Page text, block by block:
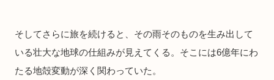
そしてさらに旅を続けると、その雨そのものを生み出して
いる壮大な地球の仕組みが見えてくる。そこには6億年にわ
たる地殻変動が深く関わっていた。